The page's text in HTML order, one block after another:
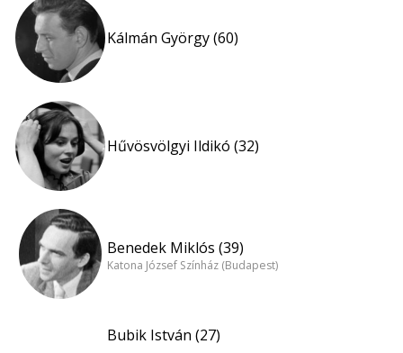
Kálmán György (60)
Hűvösvölgyi Ildikó (32)
Benedek Miklós (39)
Katona József Színház (Budapest)
Bubik István (27)